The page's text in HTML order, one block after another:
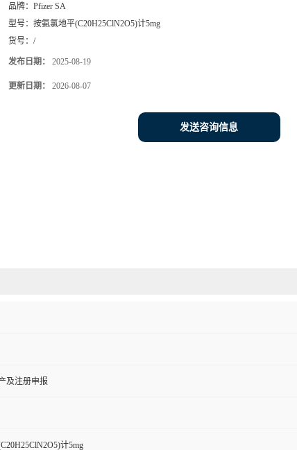
品牌： Pfizer SA
型号： 按氨氯地平(C20H25ClN2O5)计5mg
货号： /
发布日期： 2025-08-19
更新日期： 2026-08-07
发送咨询信息
及注册申报
计5mg